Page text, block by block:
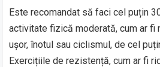
Este recomandat să faci cel puțin
activitate fizică moderată, cum ar fi
ușor, înotul sau ciclismul, de cel
Exercițiile de rezistență, cum ar fi